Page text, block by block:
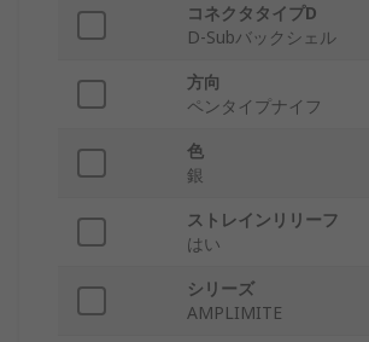
コネクタタイプD
D-Subバックシェル
方向
ペンタイプナイフ
色
銀
ストレインリリーフ
はい
シリーズ
AMPLIMITE